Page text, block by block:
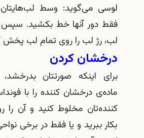
لوسی می‌گوید: وسط لب‌هایتان
فقط دور آنها خط بکشید. سپس
لب، رژ لب را روی تمام لب پخش
درخشان کردن
برای اینکه صورتتان
ماده‌ی درخشان کننده را با
کننده‌تان مخلوط کنید و آن را
بکار ببرید و یا فقط در برخی